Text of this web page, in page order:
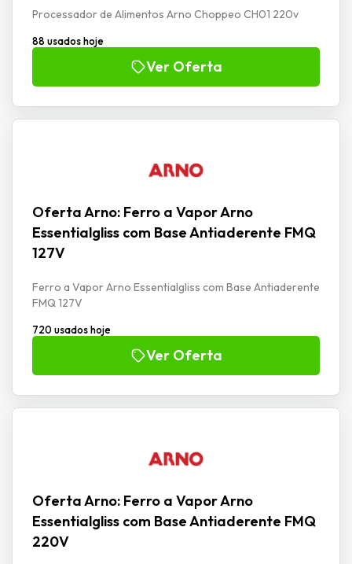
Processador de Alimentos Arno Choppeo CH01 220v
88 usados hoje
Ver Oferta
Oferta Arno: Ferro a Vapor Arno
Essentialgliss com Base Antiaderente FMQ
127V
Ferro a Vapor Arno Essentialgliss com Base Antiaderente
FMQ 127V
720 usados hoje
Ver Oferta
Oferta Arno: Ferro a Vapor Arno
Essentialgliss com Base Antiaderente FMQ
220V